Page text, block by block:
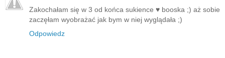
Zakochałam się w 3 od końca sukience ♥ booska ;) aż sobie
zaczęłam wyobrażać jak bym w niej wyglądała ;)
Odpowiedz